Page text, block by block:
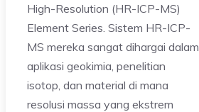
High-Resolution (HR-ICP-MS)
Element Series. Sistem HR-ICP-
MS mereka sangat dihargai dalam
aplikasi geokimia, penelitian
isotop, dan material di mana
resolusi massa yang ekstrem